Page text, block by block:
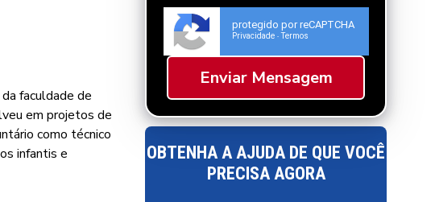
protegido por reCAPTCHA
Privacidade - Termos
faculdade de
em projetos de
como técnico
infantis e
OBTENHA A AJUDA DE QUE VOCÊ
PRECISA AGORA